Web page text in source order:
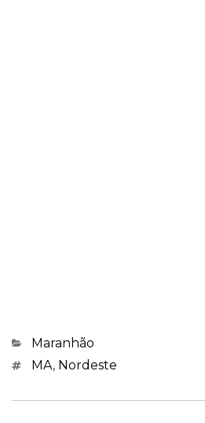
Categorias
Maranhão
Marcações
MA, Nordeste